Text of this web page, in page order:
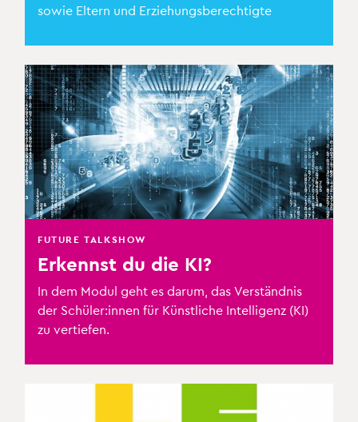
sowie Eltern und Erziehungsberechtigte
FUTURE TALKSHOW
Erkennst du die KI?
In dem Modul geht es darum, das Verständnis
der Schüler:innen für Künstliche Intelligenz (KI)
zu vertiefen.